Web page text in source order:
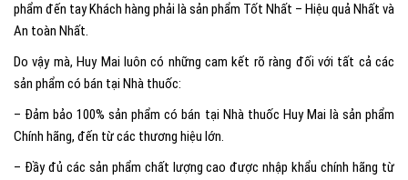
phẩm đến tay Khách hàng phải là sản phẩm Tốt Nhất – Hiệu quả Nhất và
An toàn Nhất.
Do vậy mà, Huy Mai luôn có những cam kết rõ ràng đối với tất cả các
sản phẩm có bán tại Nhà thuốc:
– Đảm bảo 100% sản phẩm có bán tại Nhà thuốc Huy Mai là sản phẩm
Chính hãng, đến từ các thương hiệu lớn.
– Đầy đủ các sản phẩm chất lượng cao được nhập khẩu chính hãng từ